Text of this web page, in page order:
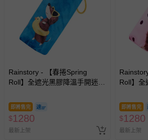
商品實際的配達日期，可於訂單個人
已出貨通知之訊息為主。
如您收到商品，請依正常流程檢查是
情形，您可申請更換新品或退貨，請見
式、折價券與購物金的使用、退貨及
問，你可詳見：媽咪愛客服中心。
助取消退款事宜。
商品如因「價格、組合」等錯誤原因
會主動以簡訊及mail通知訂單取消事宜
Rainstory - 【春捲Spring
Roll】全遮光黑膠降溫手開迷你
即將售完
$1280
最新上架
Roll】全
即將售完
$1280
最新上架